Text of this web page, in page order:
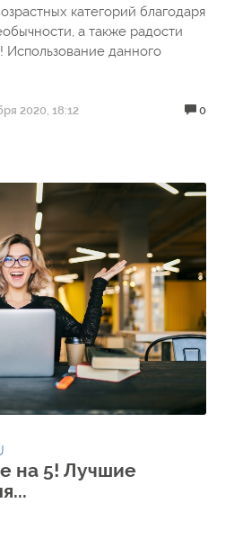
категорий благодаря
а также радости
Использование данного
2020, 18:12 0
на 5! Лучшие